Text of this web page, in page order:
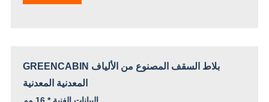
GREENCABIN بلاط السقف المصنوع من الألياف
المعدنية المعدنية
البيانات الفنية * 16 مم